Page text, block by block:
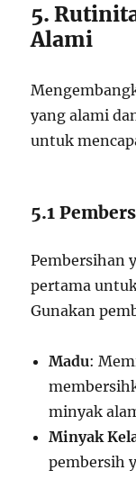
5.
Alami
yang alami
untuk
5.1
Pembersihan
pertama
Gunakan
Madu:
minyak
Minyak
pembersih